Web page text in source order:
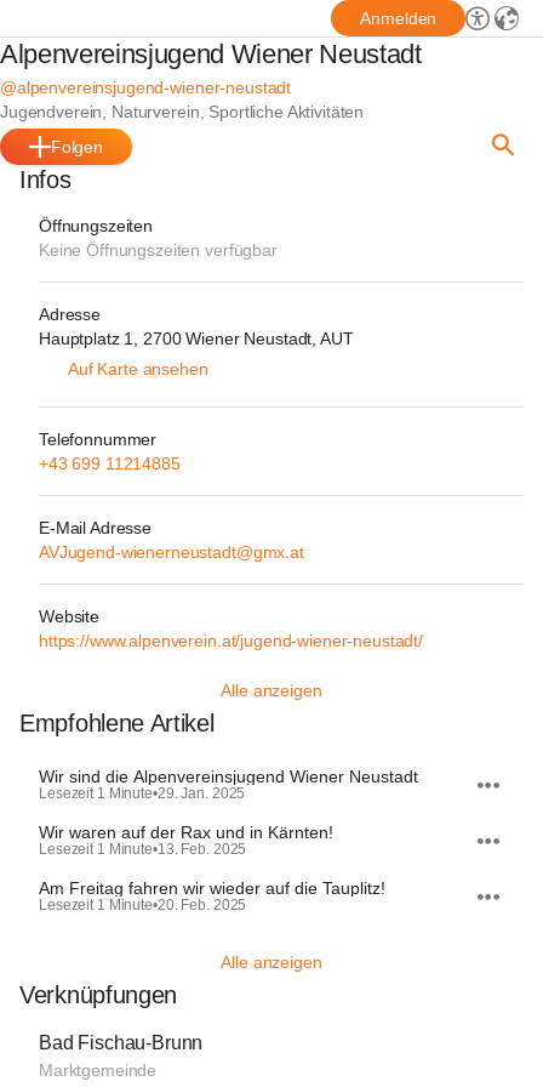
Anmelden
Alpenvereinsjugend Wiener Neustadt
@alpenvereinsjugend-wiener-neustadt
Jugendverein, Naturverein, Sportliche Aktivitäten
Folgen
Infos
Öffnungszeiten
Keine Öffnungszeiten verfügbar
Adresse
Hauptplatz 1, 2700 Wiener Neustadt, AUT
Auf Karte ansehen
Telefonnummer
+43 699 11214885
E-Mail Adresse
AVJugend-wienerneustadt@gmx.at
Website
https://www.alpenverein.at/jugend-wiener-neustadt/
Alle anzeigen
Empfohlene Artikel
Wir sind die Alpenvereinsjugend Wiener Neustadt
Lesezeit 1 Minute•29. Jan. 2025
Wir waren auf der Rax und in Kärnten!
Lesezeit 1 Minute•13. Feb. 2025
Am Freitag fahren wir wieder auf die Tauplitz!
Lesezeit 1 Minute•20. Feb. 2025
Alle anzeigen
Verknüpfungen
Bad Fischau-Brunn
Marktgemeinde